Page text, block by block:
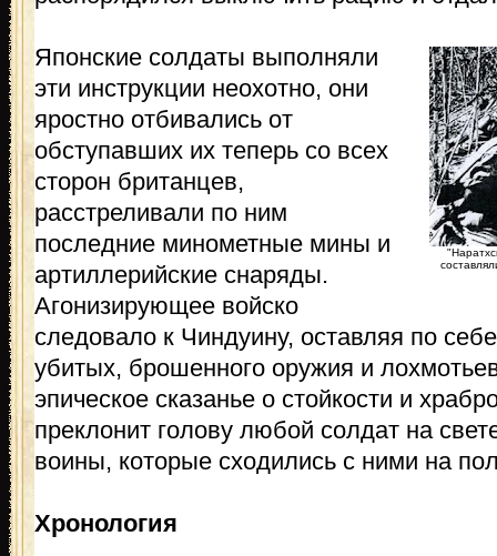
Японские солдаты выполняли
эти инструкции неохотно, они
яростно отбивались от
обступавших их теперь со всех
сторон британцев,
расстреливали по ним
последние минометные мины и
артиллерийские снаряды.
Агонизирующее войско
следовало к Чиндуину, оставляя по
убитых, брошенного оружия и
эпическое сказанье о стойкости и
преклонит голову любой солдат на
воины, которые сходились с ними на
Хронология